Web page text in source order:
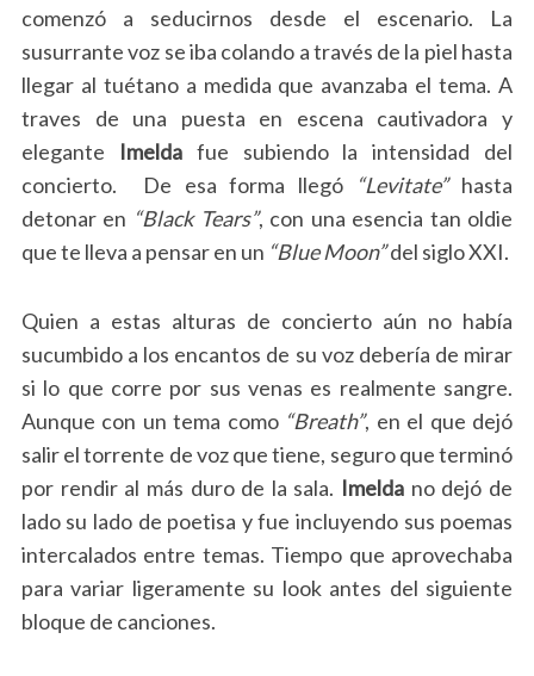
comenzó a seducirnos desde el escenario. La
susurrante voz se iba colando a través de la piel hasta
llegar al tuétano a medida que avanzaba el tema. A
traves de una puesta en escena cautivadora y
elegante
Imeldafue subiendo la intensidad del
concierto. De esa forma llegó
“Levitate”hasta
detonar en “Black Tears”, con una esencia tan oldie
que te lleva a pensar en un “Blue Moon”del siglo XXI.
Quien a estas alturas de concierto aún no había
sucumbido a los encantos de su voz debería de mirar
si lo que corre por sus venas es realmente sangre.
Aunque con un tema como “Breath”, en el que dejó
salir el torrente de voz que tiene, seguro que terminó
por rendir al más duro de la sala. Imelda no dejó de
lado su lado de poetisa y fue incluyendo sus poemas
intercalados entre temas. Tiempo que aprovechaba
para variar ligeramente su look antes del siguiente
bloque de canciones.